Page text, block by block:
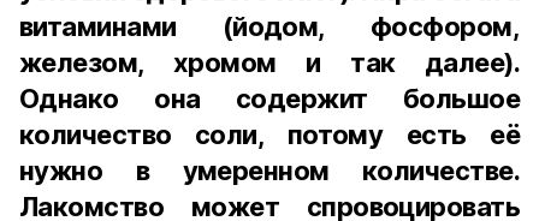
витаминами (йодом, фосфором,
железом, хромом и так далее).
Однако она содержит большое
количество соли, потому есть её
нужно в умеренном количестве.
Лакомство может спровоцировать